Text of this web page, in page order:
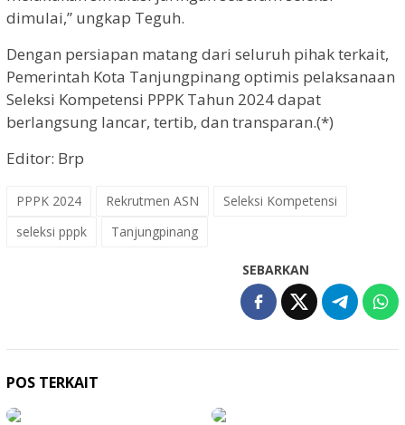
dimulai,” ungkap Teguh.
Dengan persiapan matang dari seluruh pihak terkait,
Pemerintah Kota Tanjungpinang optimis pelaksanaan
Seleksi Kompetensi PPPK Tahun 2024 dapat
berlangsung lancar, tertib, dan transparan.(*)
Editor: Brp
PPPK 2024 Rekrutmen ASN
Seleksi Kompetensi
seleksi pppk
Tanjungpinang
SEBARKAN
POS TERKAIT